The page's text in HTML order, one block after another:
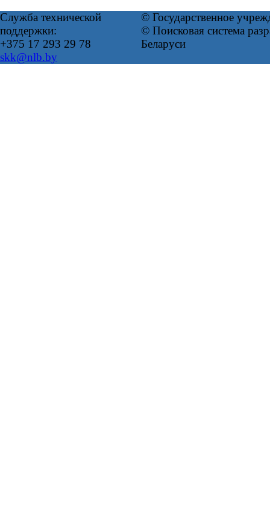
Служба технической
поддержки:
+375 17 293 29 78
skk@nlb.by
© Государственное
© Поисковая система
Беларуси